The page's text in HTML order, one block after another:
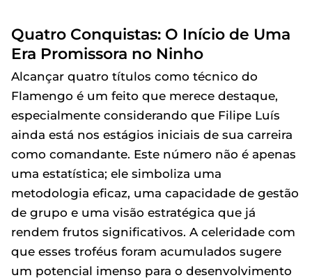
Quatro Conquistas: O Início de Uma
Era Promissora no Ninho
Alcançar quatro títulos como técnico do
Flamengo é um feito que merece destaque,
especialmente considerando que Filipe Luís
ainda está nos estágios iniciais de sua carreira
como comandante. Este número não é apenas
uma estatística; ele simboliza uma
metodologia eficaz, uma capacidade de gestão
de grupo e uma visão estratégica que já
rendem frutos significativos. A celeridade com
que esses troféus foram acumulados sugere
um potencial imenso para o desenvolvimento